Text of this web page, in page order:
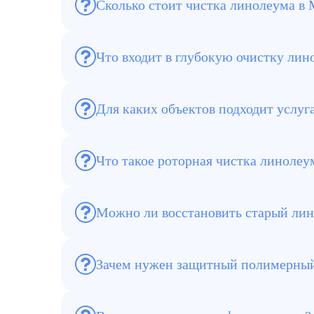
Сколько стоит чистка линолеума в
Стоимость зависит от площади, степени
Что входит в глубокую очистку
Удаление въевшейся грязи, пятен,
Для каких объектов подходит
Для квартир, офисов, торговых центров,
Что такое роторная чистка
Это механизированная очистка
Можно ли восстановить старый
Во многих случаях да. Глубокая очистка
Зачем нужен защитный
Он уменьшает износ, облегчает уборку и